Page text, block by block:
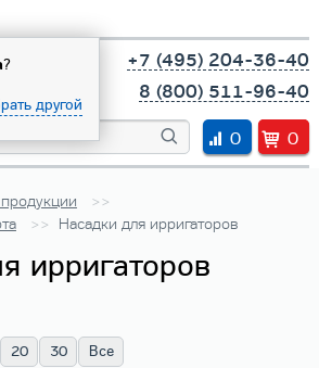
?
другой
+7 (495) 204-36-40
8 (800) 511-96-40
0
0
продукции
Насадки для ирригаторов
ирригаторов
20 30 Все